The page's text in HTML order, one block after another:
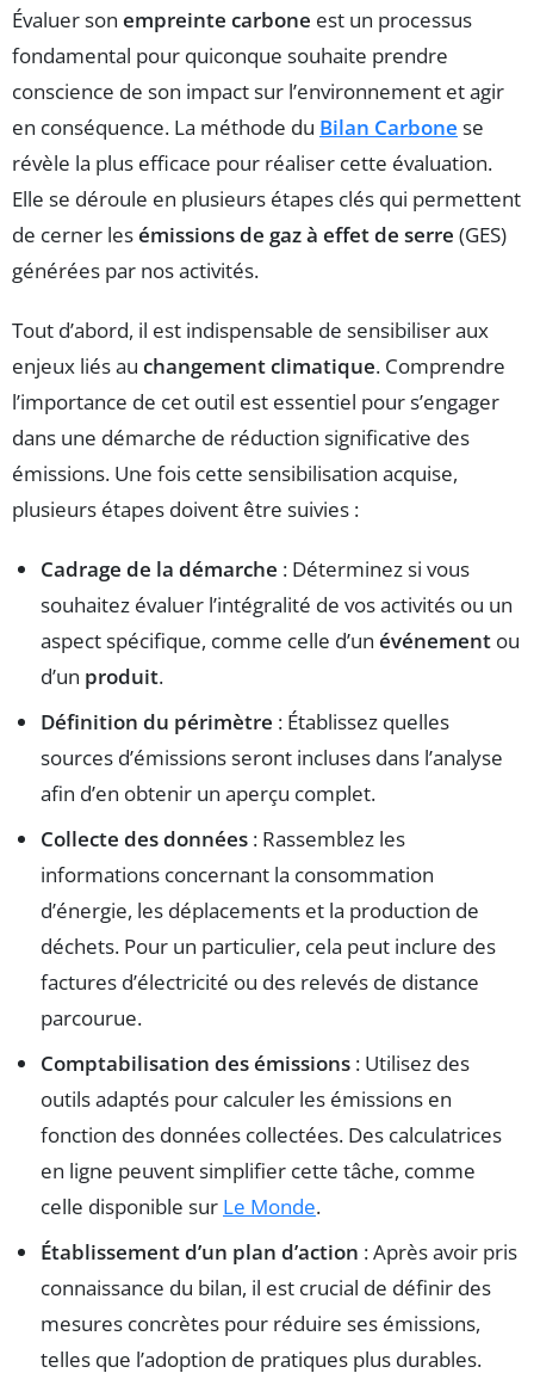
Évaluer son empreinte carbone est un processus
fondamental pour quiconque souhaite prendre
conscience de son impact sur l’environnement et agir
en conséquence. La méthode du Bilan Carbone se
révèle la plus efficace pour réaliser cette évaluation.
Elle se déroule en plusieurs étapes clés qui permettent
de cerner lesémissions de gaz à effet de serre (GES)
générées par nos activités.
Tout d’abord, il est indispensable de sensibiliser aux
enjeux liés au changement climatique. Comprendre
l’importance de cet outil est essentiel pour s’engager
dans une démarche de réduction significative des
émissions. Une fois cette sensibilisation acquise,
plusieurs étapes doivent être suivies :
Cadrage de la démarche : Déterminez si vous
souhaitez évaluer l’intégralité de vos activités ou un
aspect spécifique, comme celle d’un événement ou
d’un produit.
Définition du périmètre : Établissez quelles
sources d’émissions seront incluses dans l’analyse
afin d’en obtenir un aperçu complet.
Collecte des données : Rassemblez les
informations concernant la consommation
d’énergie, les déplacements et la production de
déchets. Pour un particulier, cela peut inclure des
factures d’électricité ou des relevés de distance
parcourue.
Comptabilisation des émissions : Utilisez des
outils adaptés pour calculer les émissions en
fonction des données collectées. Des calculatrices
en ligne peuvent simplifier cette tâche, comme
celle disponible sur Le Monde.
Établissement d’un plan d’action : Après avoir pris
connaissance du bilan, il est crucial de définir des
mesures concrètes pour réduire ses émissions,
telles que l’adoption de pratiques plus durables.